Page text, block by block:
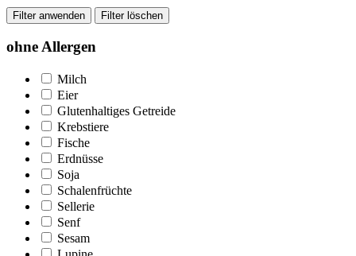
ohne Allergen
Milch
Eier
Glutenhaltiges Getreide
Krebstiere
Fische
Erdnüsse
Soja
Schalenfrüchte
Sellerie
Senf
Sesam